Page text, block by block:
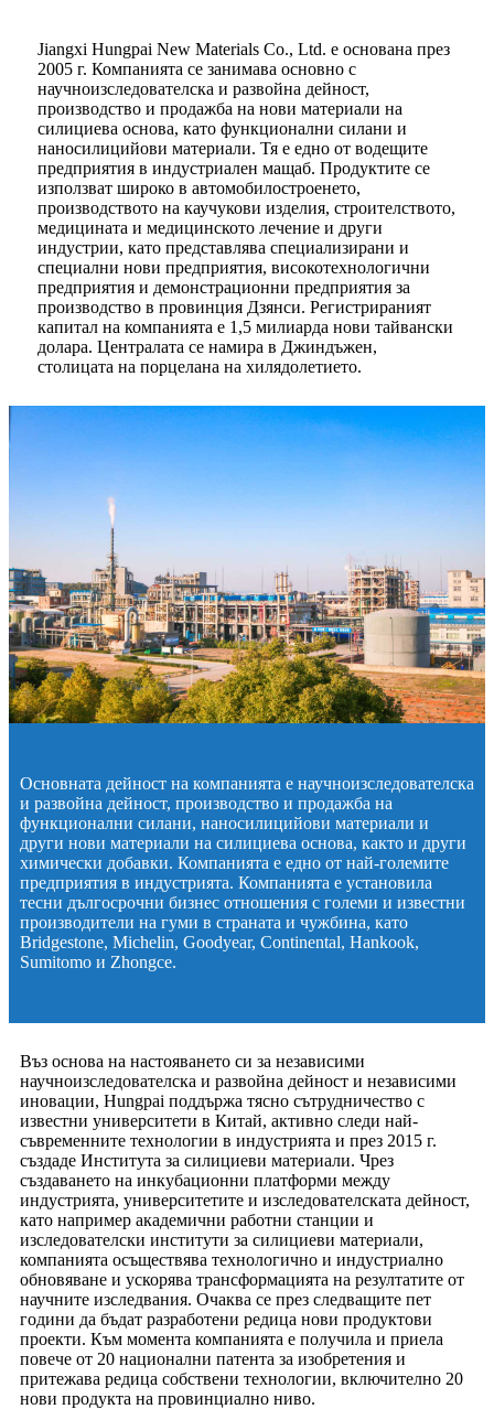
Jiangxi Hungpai New Materials Co., Ltd. е основана през
2005 г. Компанията се занимава основно с
научноизследователска и развойна дейност,
производство и продажба на нови материали на
силициева основа, като функционални силани и
наносилицийови материали. Тя е едно от водещите
предприятия в индустриален мащаб. Продуктите се
използват широко в автомобилостроенето,
производството на каучукови изделия, строителството,
медицината и медицинското лечение и други
индустрии, като представлява специализирани и
специални нови предприятия, високотехнологични
предприятия и демонстрационни предприятия за
производство в провинция Дзянси. Регистрираният
капитал на компанията е 1,5 милиарда нови тайвански
долара. Централата се намира в Джиндъжен,
столицата на порцелана на хилядолетието.
Основната дейност на компанията е научноизследователска
и развойна дейност, производство и продажба на
функционални силани, наносилицийови материали и
други нови материали на силициева основа, както и други
химически добавки. Компанията е едно от най-големите
предприятия в индустрията. Компанията е установила
тесни дългосрочни бизнес отношения с големи и известни
производители на гуми в страната и чужбина, като
Bridgestone, Michelin, Goodyear, Continental, Hankook,
Sumitomo и Zhongce.
Въз основа на настояването си за независими
научноизследователска и развойна дейност и независими
иновации, Hungpai поддържа тясно сътрудничество с
известни университети в Китай, активно следи най-
съвременните технологии в индустрията и през 2015 г.
създаде Института за силициеви материали. Чрез
създаването на инкубационни платформи между
индустрията, университетите и изследователската дейност,
като например академични работни станции и
изследователски институти за силициеви материали,
компанията осъществява технологично и индустриално
обновяване и ускорява трансформацията на резултатите от
научните изследвания. Очаква се през следващите пет
години да бъдат разработени редица нови продуктови
проекти. Към момента компанията е получила и приела
повече от 20 национални патента за изобретения и
притежава редица собствени технологии, включително 20
нови продукта на провинциално ниво.